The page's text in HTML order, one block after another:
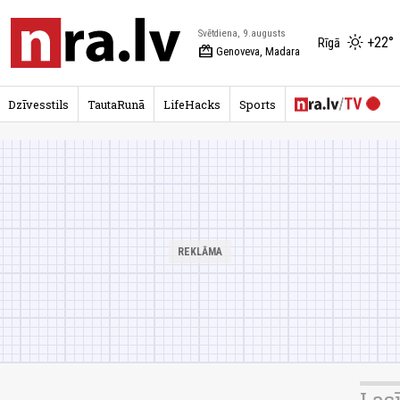
Svētdiena, 9.augusts
redeem Genoveva, Madara
Rīgā +22°
Dzīvesstils TautaRunā LifeHacks Sports